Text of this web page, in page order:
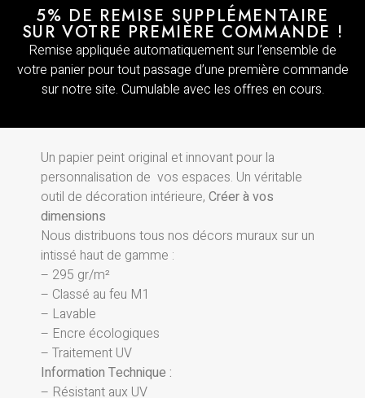
5% DE REMISE SUPPLÉMENTAIRE
SUR VOTRE PREMIÈRE COMMANDE !
Remise appliquée automatiquement sur l’ensemble de
votre panier pour tout passage d’une première commande
sur notre site. Cumulable avec les offres en cours.
Un papier peint original et innovant pour la
personnalisation de vos espaces. Un véritable
outil de décoration intérieure, Créer à vos
dimensions
Nous distribuons tous nos décors muraux sur un
intissé haut de gamme :
– 295 gr/m²
– Classé au feu M1
– Lavable
– Encre écologiques
– Traitement UV
Information Technique :
– Résistant aux UV